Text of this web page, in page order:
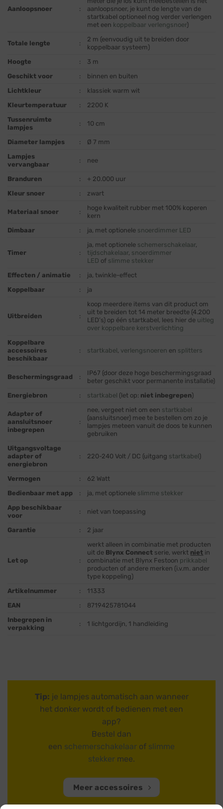
Aanloopsnoer :
aanloopsnoer, je kunt de lengte van de
startkabel optioneel nog verder verlengen
met een koppelbaar verlengsnoer)
Totale lengte :
2 m (eenvoudig uit te breiden door
koppelbaar systeem)
Hoogte
:
3 m
Geschikt voor
:
binnen en buiten
Lichtkleur
:
klassiek warm wit
Kleurtemperatuur
:
2200 K
Tussenruimte
lampjes
: 10 cm
Diameter lampjes :
Ø 7 mm
Lampjes
vervangbaar
: nee
Branduren :
+ 20.000 uur
Kleur snoer
: zwart
Materiaal snoer :
hoge kwaliteit rubber met 100% koperen
kern
Dimbaar
: ja, met optionele snoerdimmer LED
Timer :
ja, met optionele schemerschakelaar,
tijdschakelaar, snoerdimmer
LED of slimme stekker
Effecten / animatie
:
ja, twinkle-effect
Koppelbaar
: ja
Uitbreiden :
koop meerdere items van dit product om
uit te breiden tot 14 meter breedte (4.200
LED’s) op één startkabel, lees hier de uitleg
over koppelbare kerstverlichting
Koppelbare
accessoires
beschikbaar
: startkabel, verlengsnoeren en splitters
Beschermingsgraad :
IP67 (door deze hoge beschermingsgraad
beter geschikt voor permanente installatie)
Energiebron
: startkabel (let op: niet inbegrepen)
Adapter of
aansluitsnoer
inbegrepen
:
nee, vergeet niet om een startkabel
(aansluitsnoer) mee te bestellen om zo je
lampjes meteen vanuit de doos te kunnen
gebruiken
Uitgangsvoltage
adapter of
energiebron
: 220-240 Volt / DC (uitgang startkabel)
Vermogen :
62 Watt
Bedienbaar met app
: ja, met optionele slimme stekker
App beschikbaar
voor
: niet van toepassing
Garantie : 2 jaar
Let op :
werkt alleen in combinatie met producten
uit de Blynx Connect serie, werkt niet in
combinatie met Blynx Festoon prikkabel
producten of andere merken (i.v.m. ander
type koppeling)
Artikelnummer
:
11333
EAN
:
8719425781044
Inbegrepen in
verpakking
: 1 lichtgordijn, 1 handleiding
Tip: je lampjes automatisch aan wanneer
het donker wordt of bedienen met een
app?
Bestel dan
een schemerschakelaar of slimme
stekker mee.
Meer accessoires